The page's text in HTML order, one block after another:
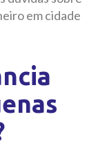
em cidade